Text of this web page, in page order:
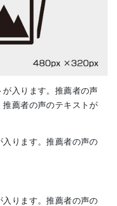
入ります。推薦者の声
薦者の声のテキストが
ります。推薦者の声の
ります。推薦者の声の